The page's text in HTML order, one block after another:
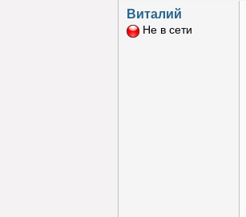
Виталий
Не в сети